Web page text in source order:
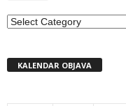
MENI
KALENDAR OBJAVA